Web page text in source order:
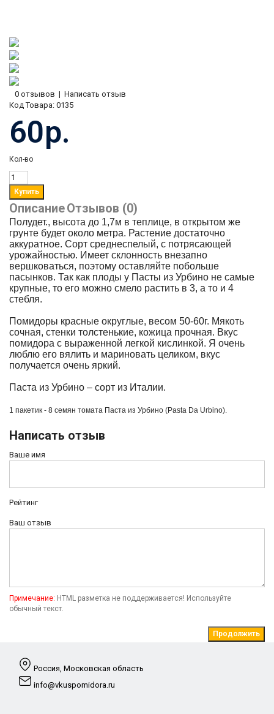
0 отзывов | Написать отзыв
Код Товара: 0135
60р.
Кол-во
ОписаниеОтзывов (0)
Полудет., высота до 1,7м в теплице, в открытом же
грунте будет около метра. Растение достаточно
аккуратное. Сорт среднеспелый, с потрясающей
урожайностью. Имеет склонность внезапно
вершковаться, поэтому оставляйте побольше
пасынков. Так как плоды у Пасты из Урбино не самые
крупные, то его можно смело растить в 3, а то и 4
стебля.
Помидоры красные округлые, весом 50-60г. Мякоть
сочная, стенки толстенькие, кожица прочная. Вкус
помидора с выраженной легкой кислинкой. Я очень
люблю его вялить и мариновать целиком, вкус
получается очень яркий.
Паста из Урбино – сорт из Италии.
1 пакетик - 8 семян томата Паста из Урбино (Pasta Da Urbino).
Написать отзыв
Ваше имя
Рейтинг
Ваш отзыв
Примечание: HTML разметка не поддерживается! Используйте
обычный текст.
Продолжить
Россия, Московская область
info@vkuspomidora.ru